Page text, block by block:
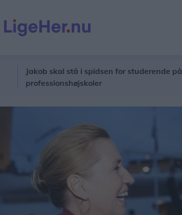
Jakob skal stå i spidsen for studerende på landets
professionshøjskoler